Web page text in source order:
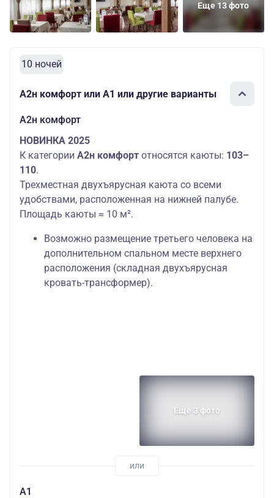
Еще 13 фото
10 ночей
А2н комфорт или А1 или другие варианты
А2н комфорт
НОВИНКА 2025
К категории А2н комфорт относятся каюты: 103–
110.
Трехместная двухъярусная каюта со всеми
удобствами, расположенная на нижней палубе.
Площадь каюты ≈ 10 м².
Возможно размещение третьего человека на
дополнительном спальном месте верхнего
расположения (складная двухъярусная
кровать-трансформер).
Еще 3 фото
А1